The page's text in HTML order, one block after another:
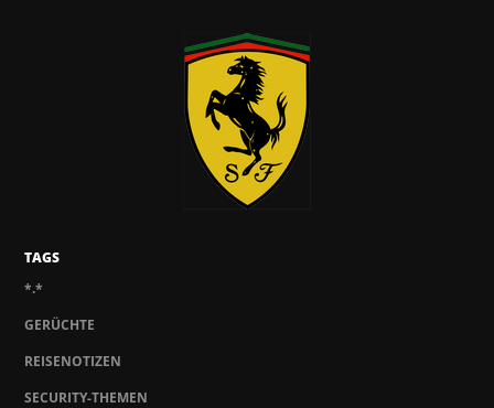
TAGS
*.*
GERÜCHTE
REISENOTIZEN
SECURITY-THEMEN